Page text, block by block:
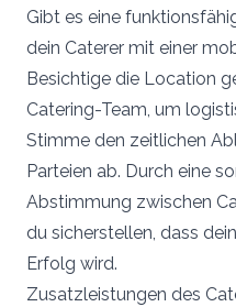
Gibt es eine
dein Caterer mit einer
Besichtige die Location
Catering-Team, um
Stimme den zeitlichen
Parteien ab. Durch eine
Abstimmung zwischen
du sicherstellen, dass
Erfolg wird.
Zusatzleistungen des